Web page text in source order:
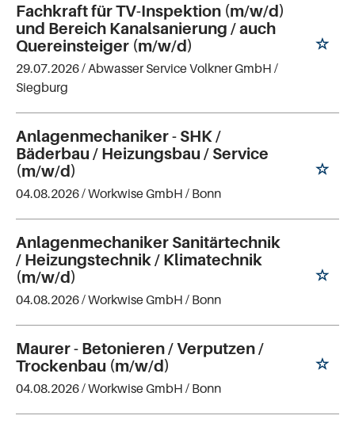
Fachkraft für TV-Inspektion (m/w/d)
und Bereich Kanalsanierung / auch
Quereinsteiger (m/w/d)
29.07.2026 / Abwasser Service Volkner GmbH /
Siegburg
Anlagenmechaniker - SHK /
Bäderbau / Heizungsbau / Service
(m/w/d)
04.08.2026 /Workwise GmbH / Bonn
Anlagenmechaniker Sanitärtechnik
/ Heizungstechnik / Klimatechnik
(m/w/d)
04.08.2026 /Workwise GmbH / Bonn
Maurer - Betonieren / Verputzen /
Trockenbau (m/w/d)
04.08.2026 /Workwise GmbH / Bonn